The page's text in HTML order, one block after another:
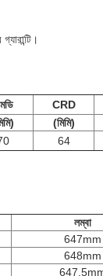
CRD
(মিমি)
64
লম্বা
647mm
648mm